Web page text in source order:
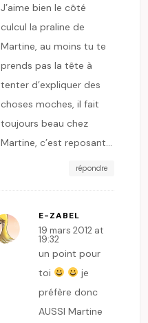
J’aime bien le côté
culcul la praline de
Martine, au moins tu te
prends pas la tête à
tenter d’expliquer des
choses moches, il fait
toujours beau chez
Martine, c’est reposant…
répondre
E-ZABEL
19 mars 2012 at
19:32
un point pour
toi
je
préfère donc
AUSSI Martine